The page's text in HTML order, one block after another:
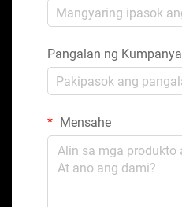
Pangalan ng Kumpanya
Mensahe